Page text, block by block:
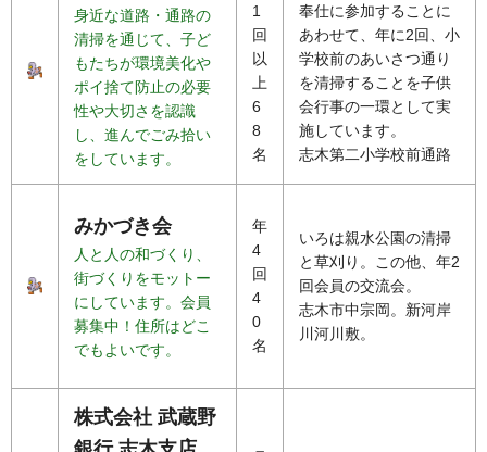
身近な道路・通路の
清掃を通じて、子ど
もたちが環境美化や
ポイ捨て防止の必要
性や大切さを認識
し、進んでごみ拾い
をしています。
1
回
以
上
6
8
名
奉仕に参加することに
あわせて、年に2回、小
学校前のあいさつ通り
を清掃することを子供
会行事の一環として実
施しています。
志木第二小学校前通路
みかづき会
人と人の和づくり、
街づくりをモットー
にしています。会員
募集中！住所はどこ
でもよいです。
年
4
回
4
0
名
いろは親水公園の清掃
と草刈り。この他、年2
回会員の交流会。
志木市中宗岡。新河岸
川河川敷。
株式会社 武蔵野